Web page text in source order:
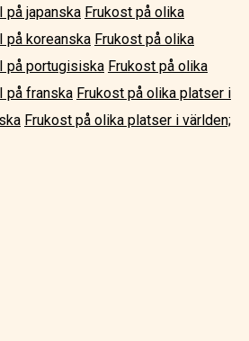
på japanska Frukost på olika
på koreanska Frukost på olika
på portugisiska Frukost på olika
på franska Frukost på olika platser i
Frukost på olika platser i världen;